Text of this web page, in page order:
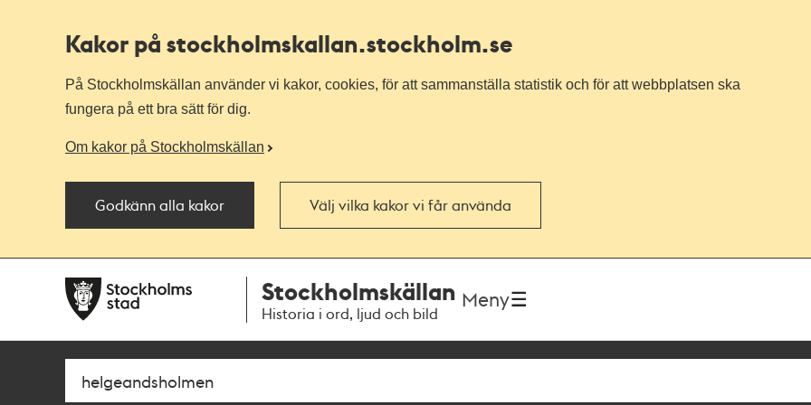
Kakor på stockholmskallan.stockholm.se
På Stockholmskällan använder vi kakor, cookies, för att sammanställa statistik och för att webbplatsen ska
fungera på ett bra sätt för dig.
Om kakor på Stockholmskällan
Godkänn alla kakor Välj vilka kakor vi får använda
navigationen
huvudinnehållet
Stockholmskällan
Historia i ord, ljud och bild
Meny
Sök